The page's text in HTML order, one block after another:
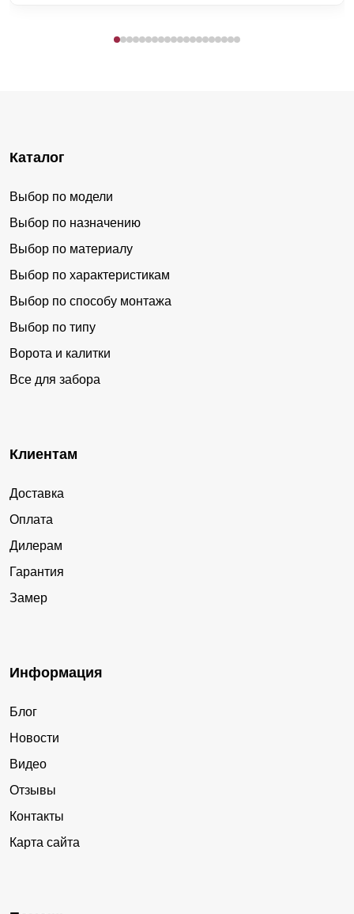
Каталог
Выбор по модели
Выбор по назначению
Выбор по материалу
Выбор по характеристикам
Выбор по способу монтажа
Выбор по типу
Ворота и калитки
Все для забора
Клиентам
Доставка
Оплата
Дилерам
Гарантия
Замер
Информация
Блог
Новости
Видео
Отзывы
Контакты
Карта сайта